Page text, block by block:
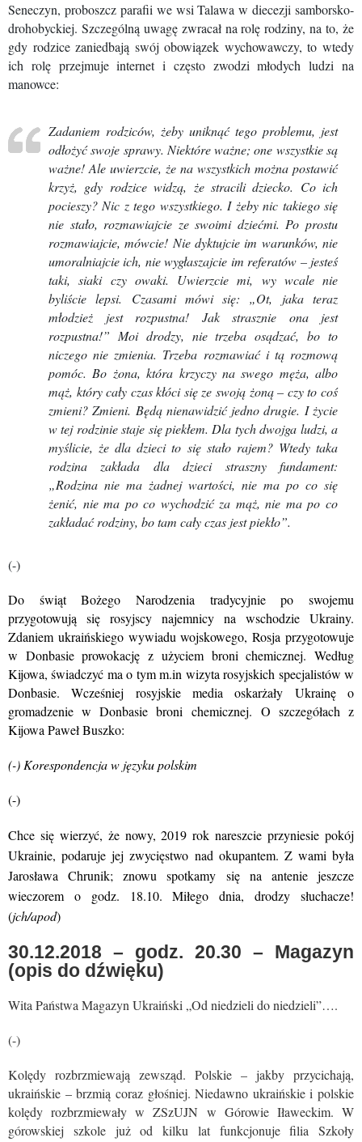
Seneczyn, proboszcz parafii we wsi Talawa w diecezji samborsko-
drohobyckiej. Szczególną uwagę zwracał na rolę rodziny, na to, że
gdy rodzice zaniedbają swój obowiązek wychowawczy, to wtedy
ich rolę przejmuje internet i często zwodzi młodych ludzi na
manowce:
Zadaniem rodziców, żeby uniknąć tego problemu, jest
odłożyć swoje sprawy. Niektóre ważne; one wszystkie są
ważne! Ale uwierzcie, że na wszystkich można postawić
krzyż, gdy rodzice widzą, że stracili dziecko. Co ich
pocieszy? Nic z tego wszystkiego. I żeby nic takiego się
nie stało, rozmawiajcie ze swoimi dziećmi. Po prostu
rozmawiajcie, mówcie! Nie dyktujcie im warunków, nie
umoralniajcie ich, nie wygłaszajcie im referatów – jesteś
taki, siaki czy owaki. Uwierzcie mi, wy wcale nie
byliście lepsi. Czasami mówi się: „Ot, jaka teraz
młodzież jest rozpustna! Jak strasznie ona jest
rozpustna!” Moi drodzy, nie trzeba osądzać, bo to
niczego nie zmienia. Trzeba rozmawiać i tą rozmową
pomóc. Bo żona, która krzyczy na swego męża, albo
mąż, który cały czas kłóci się ze swoją żoną – czy to coś
zmieni? Zmieni. Będą nienawidzić jedno drugie. I życie
w tej rodzinie staje się piekłem. Dla tych dwojga ludzi, a
myślicie, że dla dzieci to się stało rajem? Wtedy taka
rodzina zakłada dla dzieci straszny fundament:
„Rodzina nie ma żadnej wartości, nie ma po co się
żenić, nie ma po co wychodzić za mąż, nie ma po co
zakładać rodziny, bo tam cały czas jest piekło”.
(-)
Do świąt Bożego Narodzenia tradycyjnie po swojemu
przygotowują się rosyjscy najemnicy na wschodzie Ukrainy.
Zdaniem ukraińskiego wywiadu wojskowego, Rosja przygotowuje
w Donbasie prowokację z użyciem broni chemicznej. Według
Kijowa, świadczyć ma o tym m.in wizyta rosyjskich specjalistów w
Donbasie. Wcześniej rosyjskie media oskarżały Ukrainę o
gromadzenie w Donbasie broni chemicznej. O szczegółach z
Kijowa Paweł Buszko:
(-) Korespondencja w języku polskim
(-)
Chce się wierzyć, że nowy, 2019 rok nareszcie przyniesie pokój
Ukrainie, podaruje jej zwycięstwo nad okupantem. Z wami była
Jarosława Chrunik; znowu spotkamy się na antenie jeszcze
wieczorem o godz. 18.10. Miłego dnia, drodzy słuchacze!
(jch/apod)
30.12.2018 – godz. 20.30 – Magazyn
(opis do dźwięku)
Wita Państwa Magazyn Ukraiński „Od niedzieli do niedzieli”….
(-)
Kolędy rozbrzmiewają zewsząd. Polskie – jakby przycichają,
ukraińskie – brzmią coraz głośniej. Niedawno ukraińskie i polskie
kolędy rozbrzmiewały w ZSzUJN w Górowie Iławeckim. W
górowskiej szkole już od kilku lat funkcjonuje filia Szkoły